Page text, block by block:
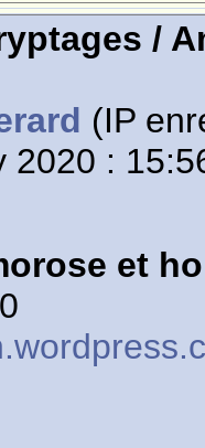
/
(IP
2020 :
et